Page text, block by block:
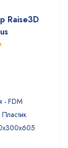
Raise3D
- FDM